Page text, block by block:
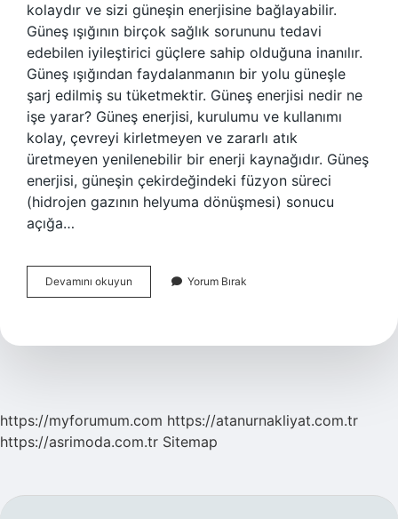
kolaydır ve sizi güneşin enerjisine bağlayabilir.
Güneş ışığının birçok sağlık sorununu tedavi
edebilen iyileştirici güçlere sahip olduğuna inanılır.
Güneş ışığından faydalanmanın bir yolu güneşle
şarj edilmiş su tüketmektir. Güneş enerjisi nedir ne
işe yarar? Güneş enerjisi, kurulumu ve kullanımı
kolay, çevreyi kirletmeyen ve zararlı atık
üretmeyen yenilenebilir bir enerji kaynağıdır. Güneş
enerjisi, güneşin çekirdeğindeki füzyon süreci
(hidrojen gazının helyuma dönüşmesi) sonucu
açığa…
Devamını okuyun
Suyu
Yarar
Yorum Bırak
https://myforumum.com https://atanurnakliyat.com.tr
https://asrimoda.com.tr Sitemap